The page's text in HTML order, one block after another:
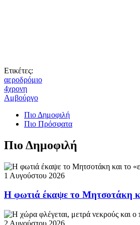
Ετικέτες:
αεροδρόμιο
4χρονη
Αμβούργο
Πιο Δημοφιλή
Πιο Πρόσφατα
Πιο Δημοφιλή
1 Αυγούστου 2026
Η φωτιά έκαψε το Μητσοτάκη
2 Αυγούστου 2026